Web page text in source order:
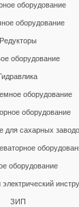
оборудование
оборудование
Редукторы
оборудование
Гидравлика
оборудование
оборудование
для сахарных
оборудование
электрический
ЗИП